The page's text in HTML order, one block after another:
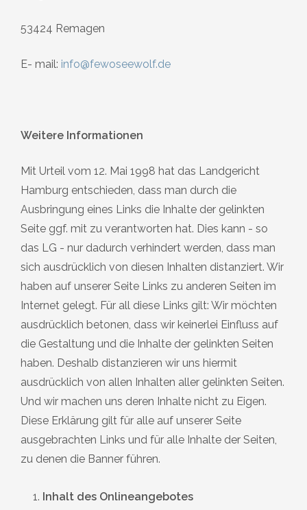
53424 Remagen
E- mail: info@fewoseewolf.de
Weitere Informationen
Mit Urteil vom 12. Mai 1998 hat das Landgericht
Hamburg entschieden, dass man durch die
Ausbringung eines Links die Inhalte der gelinkten
Seite ggf. mit zu verantworten hat. Dies kann - so
das LG - nur dadurch verhindert werden, dass man
sich ausdrücklich von diesen Inhalten distanziert. Wir
haben auf unserer Seite Links zu anderen Seiten im
Internet gelegt. Für all diese Links gilt: Wir möchten
ausdrücklich betonen, dass wir keinerlei Einfluss auf
die Gestaltung und die Inhalte der gelinkten Seiten
haben. Deshalb distanzieren wir uns hiermit
ausdrücklich von allen Inhalten aller gelinkten Seiten.
Und wir machen uns deren Inhalte nicht zu Eigen.
Diese Erklärung gilt für alle auf unserer Seite
ausgebrachten Links und für alle Inhalte der Seiten,
zu denen die Banner führen.
Inhalt des Onlineangebotes